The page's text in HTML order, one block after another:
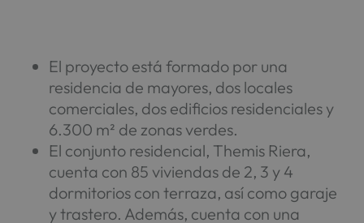
El proyecto está formado por una
residencia de mayores, dos locales
comerciales, dos edificios residenciales y
6.300 m² de zonas verdes.
El conjunto residencial, Themis Riera,
cuenta con 85 viviendas de 2, 3 y 4
dormitorios con terraza, así como garaje
y trastero. Además, cuenta con una